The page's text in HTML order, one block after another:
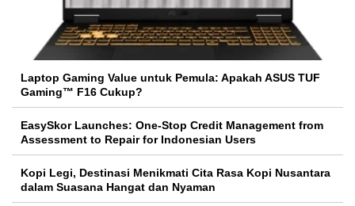
Laptop Gaming Value untuk Pemula: Apakah ASUS TUF
Gaming™ F16 Cukup?
EasySkor Launches: One-Stop Credit Management from
Assessment to Repair for Indonesian Users
Kopi Legi, Destinasi Menikmati Cita Rasa Kopi Nusantara
dalam Suasana Hangat dan Nyaman